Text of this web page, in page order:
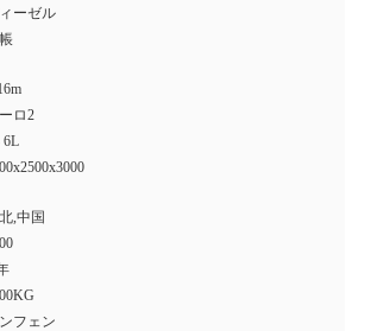
ーゼル
ロ2
6L
,中国
フェン